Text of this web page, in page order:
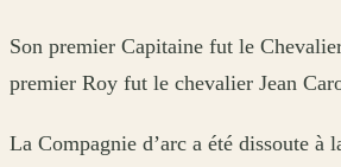
Son premier Capitaine fut le
premier Roy fut le chevalier Jean
La Compagnie d’arc a été dissoute à